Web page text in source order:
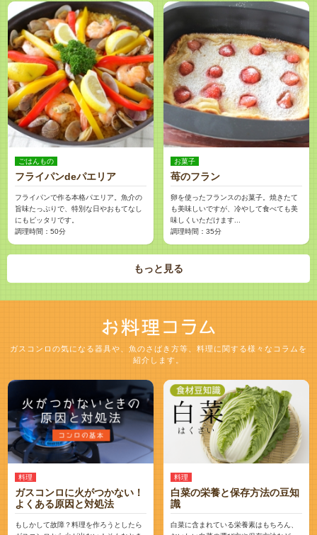
ごはんもの
フライパンdeパエリア
フライパンで作る本格パエリア。魚介の
旨味たっぷりで、特別な日やおもてなし
にもピッタリです。
調理時間：50分
お菓子
苺のフラン
卵を使ったフランスのお菓子。焼きたて
も美味しいですが、冷やして食べても美
味しくいただけます...
調理時間：35分
もっと見る
ガスコンロの気になる器具や、魚のさばき方等、料理に関する様々なコラムを
紹介します。
料理
ガスコンロに火がつかない！
よくある原因と対処法
もしかして故障？料理を作ろうとしたら
料理
白菜の栄養と保存方法の豆知
識
白菜に含まれている栄養素はもちろん、